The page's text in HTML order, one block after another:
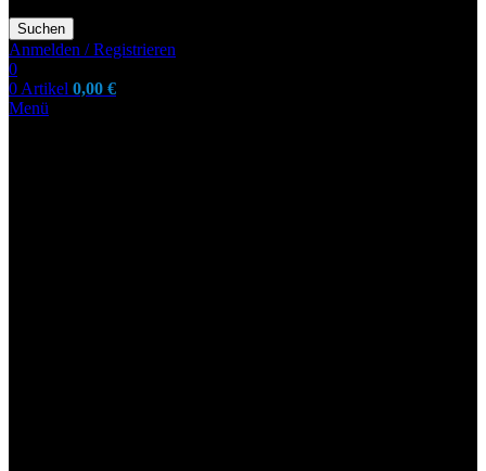
Suchen
Anmelden / Registrieren
0
0 Artikel 0,00 €
Menü